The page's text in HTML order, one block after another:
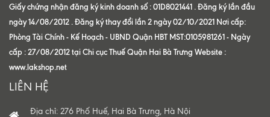
Giấy chứng nhận đăng ký kinh doanh số : 01D8021441 . Đăng ký lần đầu
ngày 14/08/2012 . Đăng ký thay đổi lần 2 ngày 02/10/2021 Nơi cấp:
Phòng Tài Chính - Kế Hoạch - UBND Quận HBT MST:0105981261 - Ngày
cấp : 27/08/2012 tại Chi cục Thuế Quận Hai Bà Trưng Website :
www.lakshop.net
LIÊN HỆ
Địa chỉ: 276 Phố Huế, Hai Bà Trưng, Hà Nội